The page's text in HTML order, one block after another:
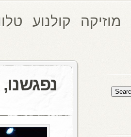
מוזיקה קולנוע